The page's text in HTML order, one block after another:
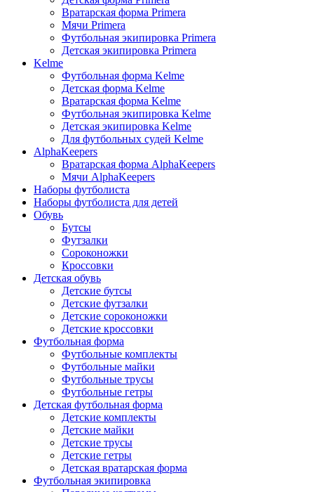
Вратарская форма Primera
Мячи Primera
Футбольная экипировка Primera
Детская экипировка Primera
Kelme
Футбольная форма Kelme
Детская форма Kelme
Вратарская форма Kelme
Футбольная экипировка Kelme
Детская экипировка Kelme
Для футбольных судей Kelme
AlphaKeepers
Вратарская форма AlphaKeepers
Мячи AlphaKeepers
Наборы футболиста
Наборы футболиста для детей
Обувь
Бутсы
Футзалки
Сороконожки
Кроссовки
Детская обувь
Детские бутсы
Детские футзалки
Детские сороконожки
Детские кроссовки
Футбольная форма
Футбольные комплекты
Футбольные майки
Футбольные трусы
Футбольные гетры
Детская футбольная форма
Детские комплекты
Детские майки
Детские трусы
Детские гетры
Детская вратарская форма
Футбольная экипировка